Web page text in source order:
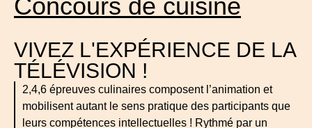
Concours de cuisine
VIVEZ L'EXPÉRIENCE DE LA
TÉLÉVISION !
2,4,6 épreuves culinaires composent l’animation et
mobilisent autant le sens pratique des participants que
leurs compétences intellectuelles ! Rythmé par un